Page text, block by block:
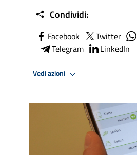
Condividi:
Facebook Twitter
Telegram
LinkedIn
Vedi azioni